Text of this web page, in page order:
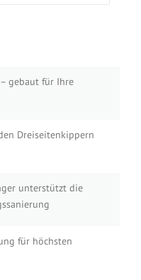
gebaut für Ihre
Dreiseitenkippern
unterstützt die
für höchsten